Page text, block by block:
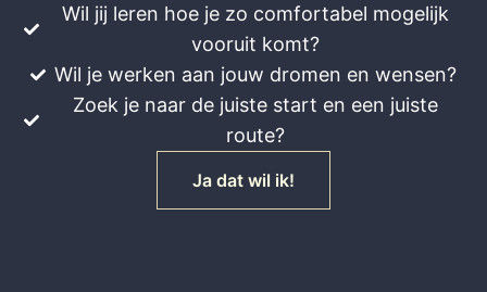
Wil jij leren hoe je zo comfortabel mogelijk
vooruit komt?
Wil je werken aan jouw dromen en wensen?
Zoek je naar de juiste start en een juiste
route?
Ja dat wil ik!